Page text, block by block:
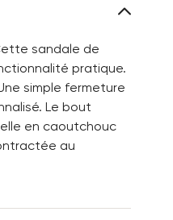
sandale de
pratique.
simple fermeture
Le bout
en caoutchouc
au